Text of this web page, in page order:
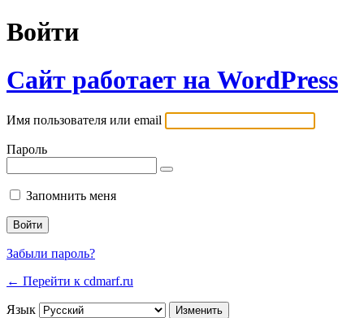
Войти
Сайт работает на WordPress
Имя пользователя или email
Пароль
Запомнить меня
Забыли пароль?
← Перейти к cdmarf.ru
Язык